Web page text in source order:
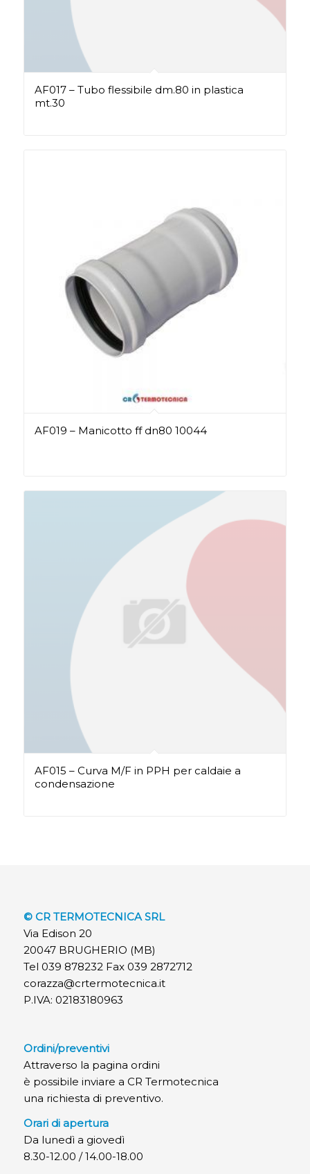
AF017 – Tubo flessibile dm.80 in plastica
mt.30
AF019 – Manicotto ff dn80 10044
AF015 – Curva M/F in PPH per caldaie a
condensazione
© CR TERMOTECNICA SRL
Via Edison 20
20047 BRUGHERIO (MB)
Tel 039 878232 Fax 039 2872712
corazza@crtermotecnica.it
P.IVA: 02183180963
Ordini/preventivi
Attraverso la pagina ordini
è possibile inviare a CR Termotecnica
una richiesta di preventivo.
Orari di apertura
Da lunedì a giovedì
8.30-12.00 / 14.00-18.00